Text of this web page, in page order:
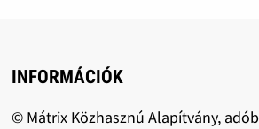
INFORMÁCIÓK
© Mátrix Közhasznú Alapítvány,